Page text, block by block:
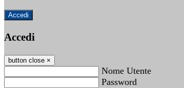
Accedi
Accedi
button close ×
Nome Utente
Password